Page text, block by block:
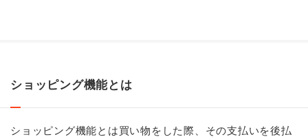
ショッピング機能とは
ショッピング機能とは買い物をした際、その支払いを後払